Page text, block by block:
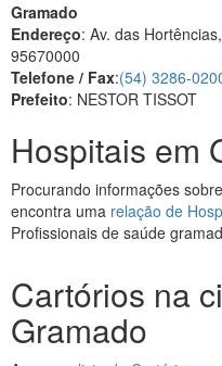
Gramado
Endereço: Av. das
95670000
Telefone / Fax:(54) 3286-
Prefeito: NESTOR TISSOT
Hospitais em
Procurando informações
encontra uma relação de
Profissionais de saúde
Cartórios na
Gramado